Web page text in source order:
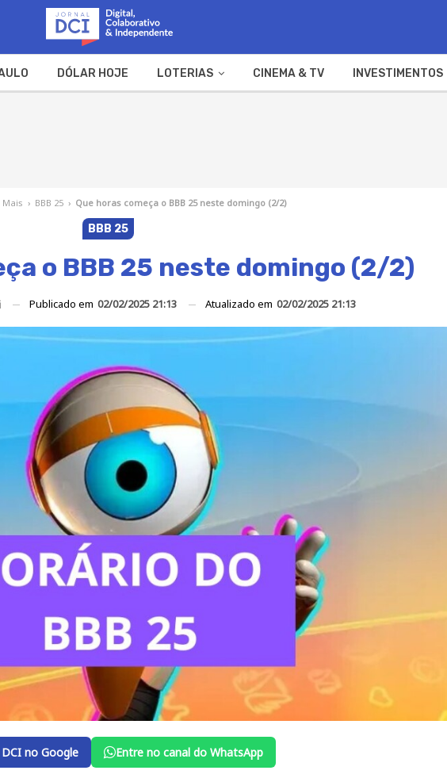
DÓLAR HOJE LOTERIAS CINEMA & TV INVESTIMENTOS
Mais › BBB 25 › Que horas começa o BBB 25 neste domingo (2/2)
BBB 25
o BBB 25 neste domingo (2/2)
Publicado em 02/02/2025 21:13 Atualizado em 02/02/2025 21:13
no Google Entre no canal do WhatsApp